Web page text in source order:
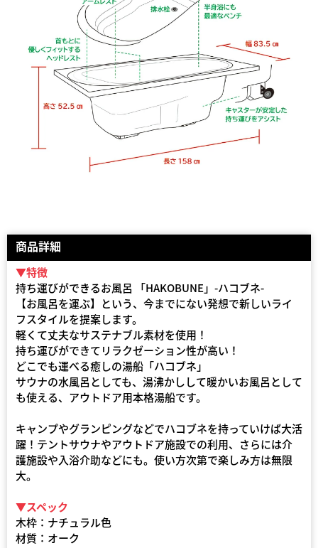
商品詳細
▼特徴
持ち運びができるお風呂 「HAKOBUNE」-ハコブネ-
【お風呂を運ぶ】という、今までにない発想で新しいライ
フスタイルを提案します。
軽くて丈夫なサステナブル素材を使用！
持ち運びができてリラクゼーション性が高い！
どこでも運べる癒しの湯船「ハコブネ」
サウナの水風呂としても、湯沸かしして暖かいお風呂として
も使える、アウトドア用本格湯船です。
キャンプやグランピングなどでハコブネを持っていけば大活
躍！テントサウナやアウトドア施設での利用、さらには介
護施設や入浴介助などにも。使い方次第で楽しみ方は無限
大。
▼スペック
木枠：ナチュラル色
材質：オーク